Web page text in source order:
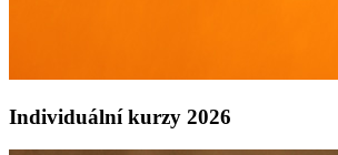
Individuální kurzy 2026